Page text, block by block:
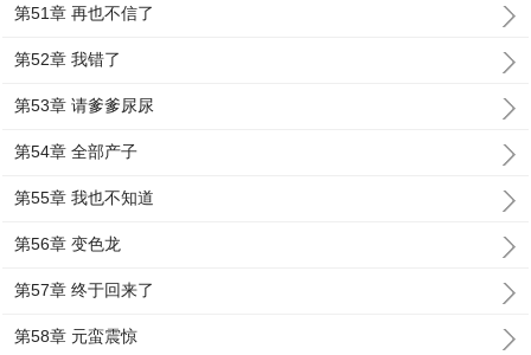
第51章 再也不信了
第52章 我错了
第53章 请爹爹尿尿
第54章 全部产子
第55章 我也不知道
第56章 变色龙
第57章 终于回来了
第58章 元蛮震惊